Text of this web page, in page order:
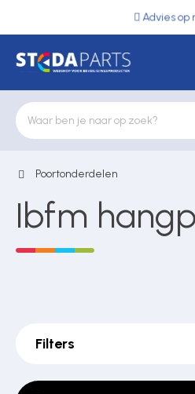
Advies op
Deurbeslag
Elektrische vergrendeling
Kluizen
Poortonderdelen
Ibfm
Filters